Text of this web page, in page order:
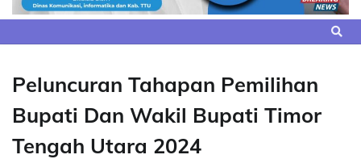
Peluncuran Tahapan Pemilihan
Bupati Dan Wakil Bupati Timor
Tengah Utara 2024